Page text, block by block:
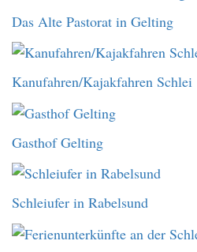
Das Alte Pastorat in Gelting
Kanufahren/Kajakfahren Schlei
Gasthof Gelting
Schleiufer in Rabelsund